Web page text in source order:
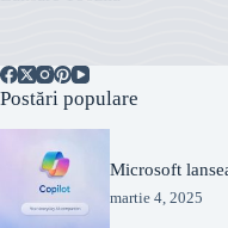
Postări populare
Microsoft
martie 4, 2025